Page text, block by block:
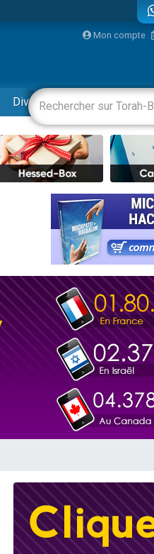
à travers le temps
Mon compte
Divertissements Livres